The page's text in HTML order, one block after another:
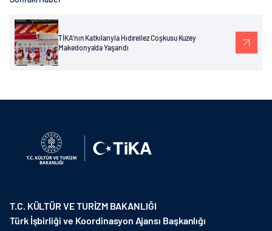
TİKA’nın Katkılarıyla Hıdırellez Coşkusu Kuzey
Makedonya’da Yaşandı
T.C. KÜLTÜR VE TURİZM BAKANLIĞI
Türk İşbirliği ve Koordinasyon Ajansı Başkanlığı